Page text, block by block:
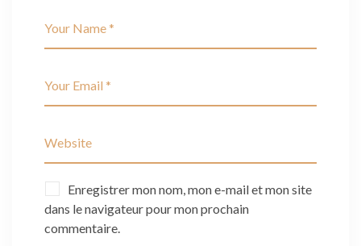
Enregistrer mon nom, mon e-mail et mon site
dans le navigateur pour mon prochain
commentaire.